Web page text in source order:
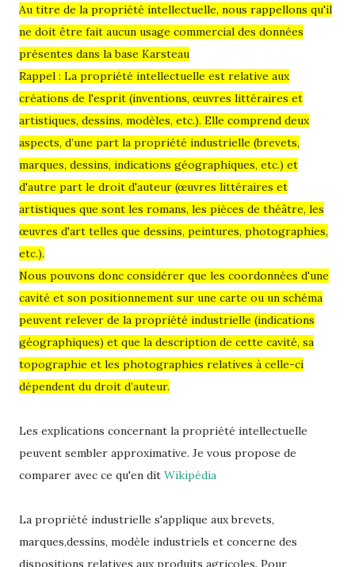
Au titre de la propriété intellectuelle, nous rappellons qu'il
ne doit être fait aucun usage commercial des données
présentes dans la base Karsteau
Rappel : La propriété intellectuelle est relative aux
créations de l'esprit (inventions, œuvres littéraires et
artistiques, dessins, modèles, etc.). Elle comprend deux
aspects, d’une part la propriété industrielle (brevets,
marques, dessins, indications géographiques, etc.) et
d'autre part le droit d'auteur (œuvres littéraires et
artistiques que sont les romans, les pièces de théâtre, les
œuvres d'art telles que dessins, peintures, photographies,
etc.).
Nous pouvons donc considérer que les coordonnées d'une
cavité et son positionnement sur une carte ou un schéma
peuvent relever de la propriété industrielle (indications
géographiques) et que la description de cette cavité, sa
topographie et les photographies relatives à celle-ci
dépendent du droit d’auteur.
Les explications concernant la propriété intellectuelle
peuvent sembler approximative. Je vous propose de
comparer avec ce qu'en dit Wikipédia
La propriété industrielle s'applique aux brevets,
marques,dessins, modèle industriels et concerne des
dispositions relatives aux produits agricoles. Pour